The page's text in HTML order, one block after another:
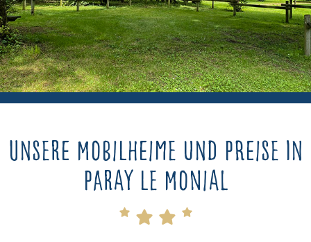
Unsere Mobilheime und Preise in
Paray le Monial